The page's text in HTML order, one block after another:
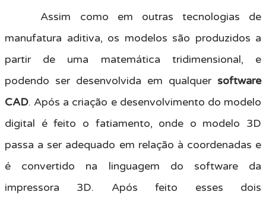
Assim como em outras tecnologias de
manufatura aditiva, os modelos são produzidos a
partir de uma matemática tridimensional, e
podendo ser desenvolvida em qualquer software
CAD. Após a criação e desenvolvimento do modelo
digital é feito o fatiamento, onde o modelo 3D
passa a ser adequado em relação à coordenadas e
é convertido na linguagem do software da
impressora 3D. Após feito esses dois